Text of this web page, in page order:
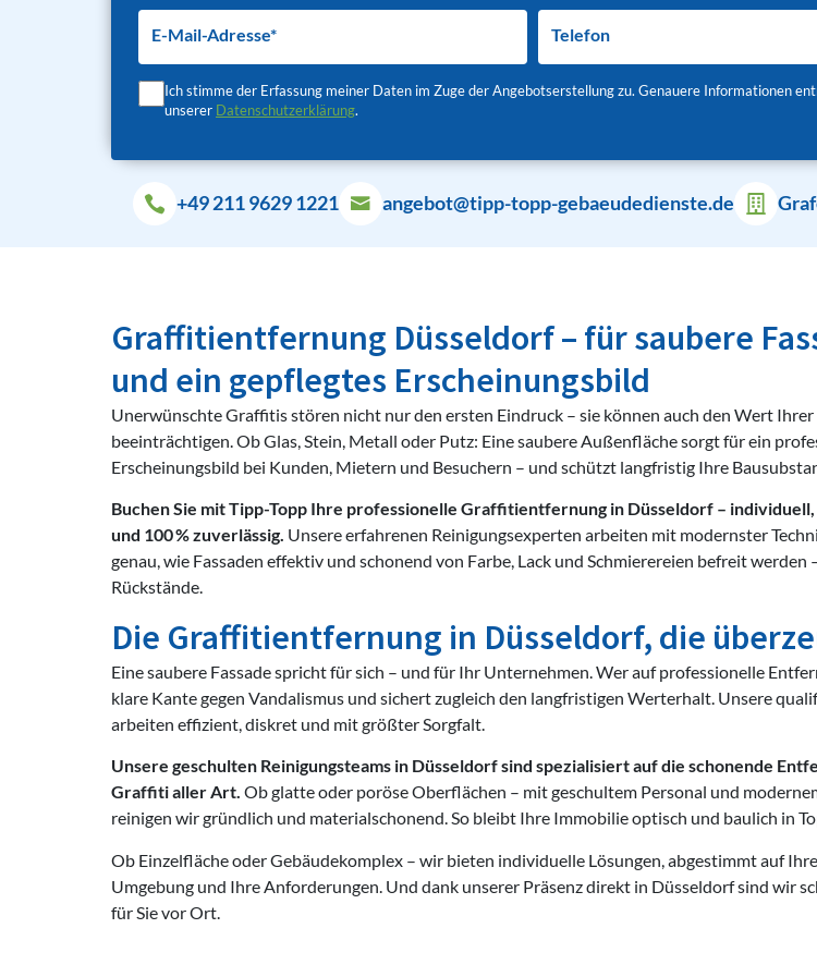
E-Mail-Adresse* Telefon
Ich stimme der Erfassung meiner Daten im Zuge der Angebotserstellung zu. Genauere Informationen
unserer Datenschutzerklärung.
+49 211 9629 1221 angebot@tipp-topp-gebaeudedienste.de
Graffitientfernung Düsseldorf – für saubere
und ein gepflegtes Erscheinungsbild
Unerwünschte Graffitis stören nicht nur den ersten Eindruck – sie können auch den Wert
beeinträchtigen. Ob Glas, Stein, Metall oder Putz: Eine saubere Außenfläche sorgt für ein
Erscheinungsbild bei Kunden, Mietern und Besuchern – und schützt langfristig Ihre
Buchen Sie mit Tipp-Topp Ihre professionelle Graffitientfernung in Düsseldorf –
und 100 % zuverlässig. Unsere erfahrenen Reinigungsexperten arbeiten mit modernster
genau, wie Fassaden effektiv und schonend von Farbe, Lack und Schmierereien befreit werden
Rückstände.
Die Graffitientfernung in Düsseldorf, die
Eine saubere Fassade spricht für sich – und für Ihr Unternehmen. Wer auf professionelle
klare Kante gegen Vandalismus und sichert zugleich den langfristigen Werterhalt. Unsere
arbeiten effizient, diskret und mit größter Sorgfalt.
Unsere geschulten Reinigungsteams in Düsseldorf sind spezialisiert auf die schonende
Graffiti aller Art. Ob glatte oder poröse Oberflächen – mit geschultem Personal und
reinigen wir gründlich und materialschonend. So bleibt Ihre Immobilie optisch und baulich in
Ob Einzelfläche oder Gebäudekomplex – wir bieten individuelle Lösungen, abgestimmt auf
Umgebung und Ihre Anforderungen. Und dank unserer Präsenz direkt in Düsseldorf sind wir
für Sie vor Ort.